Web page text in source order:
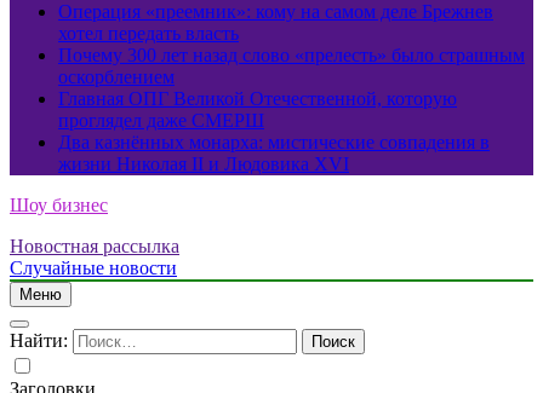
Операция «преемник»: кому на самом деле Брежнев
хотел передать власть
Почему 300 лет назад слово «прелесть» было страшным
оскорблением
Главная ОПГ Великой Отечественной, которую
проглядел даже СМЕРШ
Два казнённых монарха: мистические совпадения в
жизни Николая II и Людовика XVI
Шоу бизнес
Новостная рассылка
Случайные новости
Меню
Найти:
Заголовки